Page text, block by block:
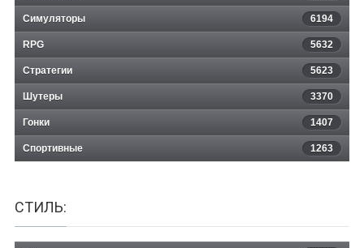
Симуляторы 6194
RPG 5632
Стратегии 5623
Шутеры 3370
Гонки 1407
Спортивные 1263
СТИЛЬ: